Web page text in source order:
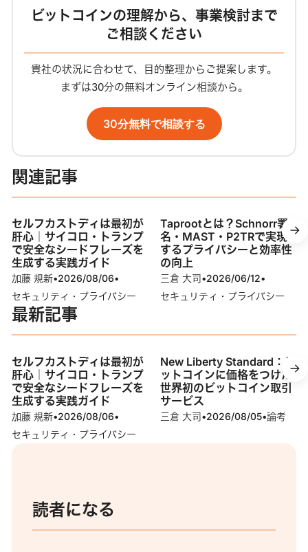
ビットコインの理解から、事業検討まで
ご相談ください
貴社の状況に合わせて、目的整理からご提案します。
まずは30分の無料オンライン相談から。
30分無料で相談する
関連記事
セルフカストディは最初が
肝心｜サイコロ・トランプ
で安全なシードフレーズを
生成する実践ガイド
加藤 規新•2026/08/06•
セキュリティ・プライバシー
Taprootとは？Schnorr署
名・MAST・P2TRで実現
するプライバシーと効率性
の向上
三倉 大司•2026/06/12•
セキュリティ・プライバシー
最新記事
セルフカストディは最初が
肝心｜サイコロ・トランプ
で安全なシードフレーズを
生成する実践ガイド
加藤 規新•2026/08/06•
セキュリティ・プライバシー
New Liberty Standard：ビ
ットコインに価格をつけた
世界初のビットコイン取引
サービス
三倉 大司•2026/08/05•論考
読者になる